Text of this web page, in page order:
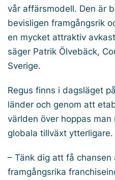
vår affärsmodell. Den är
bevisligen framgångsrik
en mycket attraktiv
säger Patrik Ölvebäck,
Sverige.
Regus finns i dagsläget
länder och genom att
världen över hoppas
globala tillväxt ytterligare.
– Tänk dig att få
framgångsrika